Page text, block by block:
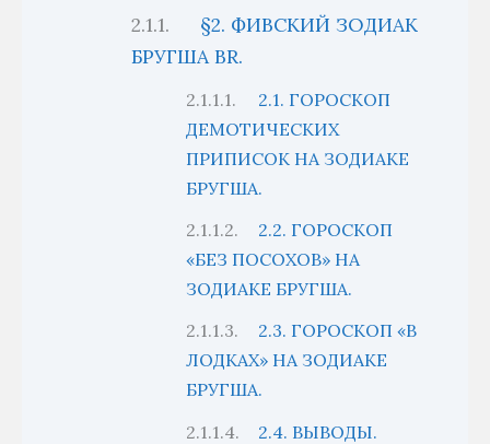
§2. ФИВСКИЙ ЗОДИАК
БРУГША BR.
2.1. ГОРОСКОП
ДЕМОТИЧЕСКИХ
ПРИПИСОК НА ЗОДИАКЕ
БРУГША.
2.2. ГОРОСКОП
«БЕЗ ПОСОХОВ» НА
ЗОДИАКЕ БРУГША.
2.3. ГОРОСКОП «В
ЛОДКАХ» НА ЗОДИАКЕ
БРУГША.
2.4. ВЫВОДЫ.